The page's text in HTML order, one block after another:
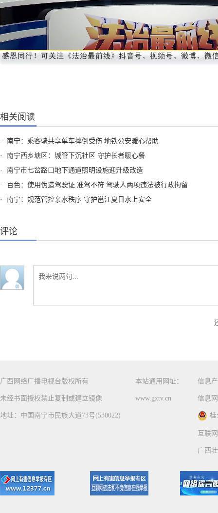
相关阅读
·
南宁：乘客骑共享单车摔倒受伤 地铁公安暖心帮助
·
南宁西乡塘区：城管下沉社区 守护长者暖心餐
·
南宁市七岔路口地下通道照明设施迎升级改造
·
百色：使用伪造驾驶证 准驾不符 驾驶人两项违法被行政拘留
·
南宁：规范管控亲水秩序 守护邕江夏日水上安全
评论
广西网络广播电视台版权所有
未经书面授权禁止复制或建立镜像
地址：中国南宁市民族大道73号(530022)
本站通用网址：
www.gxtv.cn
信息
信息
桂
互联
广西